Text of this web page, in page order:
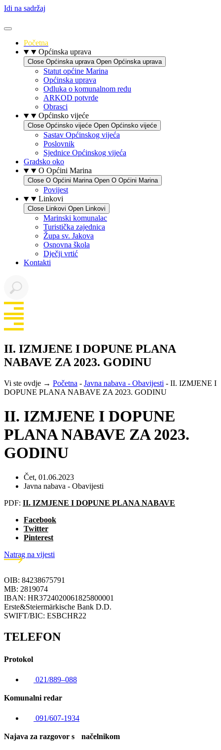
Idi na sadržaj
Početna
Općinska uprava
Close Općinska uprava Open Općinska uprava
Statut općine Marina
Općinska uprava
Odluka o komunalnom redu
ARKOD potvrde
Obrasci
Općinsko vijeće
Close Općinsko vijeće Open Općinsko vijeće
Sastav Općinskog vijeća
Poslovnik
Sjednice Općinskog vijeća
Gradsko oko
O Općini Marina
Close O Općini Marina Open O Općini Marina
Povijest
Linkovi
Close Linkovi Open Linkovi
Marinski komunalac
Turistička zajednica
Župa sv. Jakova
Osnovna škola
Dječji vrtić
Kontakti
II. IZMJENE I DOPUNE PLANA
NABAVE ZA 2023. GODINU
Vi ste ovdje → Početna - Javna nabava - Obavijesti - II. IZMJENE I
DOPUNE PLANA NABAVE ZA 2023. GODINU
II. IZMJENE I DOPUNE
PLANA NABAVE ZA 2023.
GODINU
Čet, 01.06.2023
Javna nabava - Obavijesti
PDF: II. IZMJENE I DOPUNE PLANA NABAVE
Facebook
Twitter
Pinterest
Natrag na vijesti
OIB: 84238675791
MB: 2819074
IBAN: HR3724020061825800001
Erste&Steiermärkische Bank D.D.
SWIFT/BIC: ESBCHR22
TELEFON
Protokol
021/889–088
Komunalni redar
091/607-1934
Najava za razgovor s načelnikom